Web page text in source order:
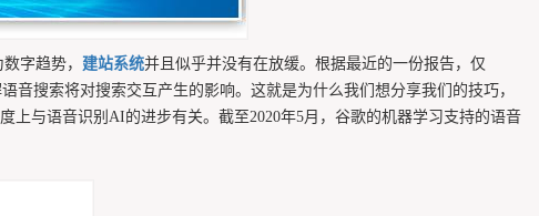
字趋势， 建站系统并且似乎并没有在放缓。根据最近的一份报告，仅
音搜索将对搜索交互产生的影响。这就是为什么我们想分享我们的技巧，
上与语音识别AI的进步有关。截至2020年5月，谷歌的机器学习支持的语音